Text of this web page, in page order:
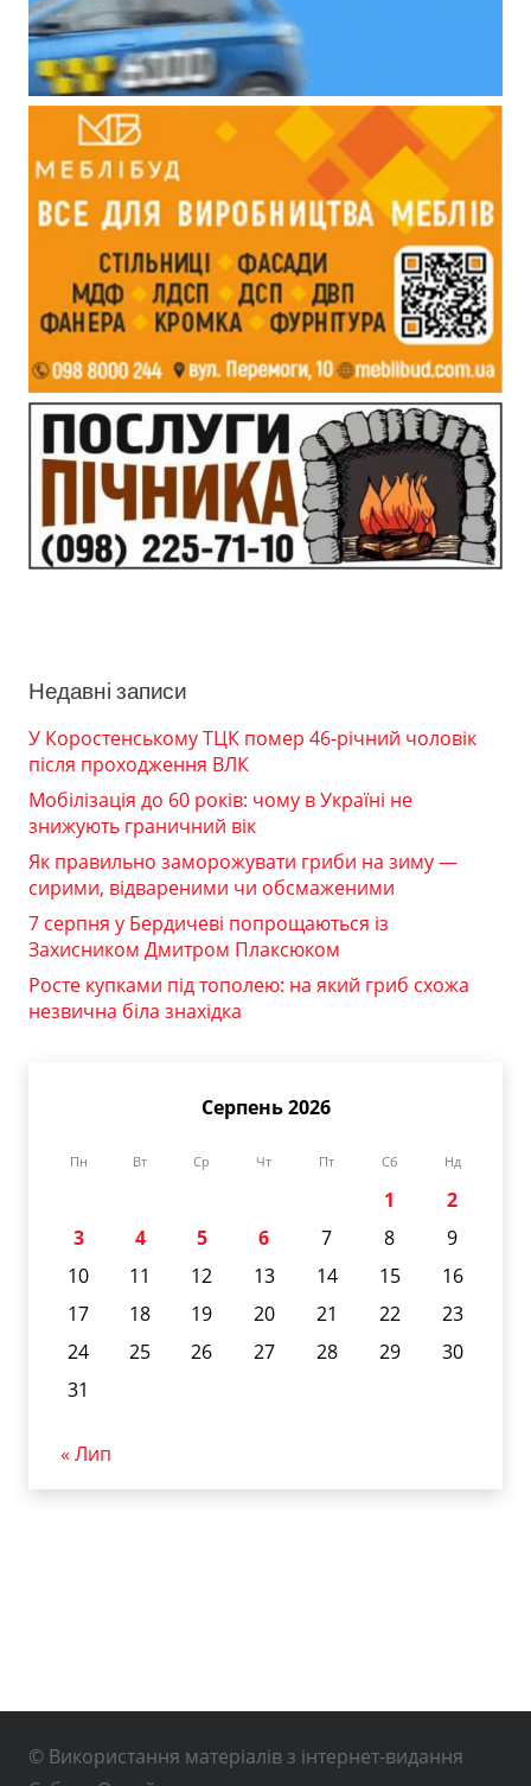
Недавні записи
У Коростенському ТЦК помер 46-річний чоловік
після проходження ВЛК
Мобілізація до 60 років: чому в Україні не
знижують граничний вік
Як правильно заморожувати гриби на зиму —
сирими, відвареними чи обсмаженими
7 серпня у Бердичеві попрощаються із
Захисником Дмитром Плаксюком
Росте купками під тополею: на який гриб схожа
незвична біла знахідка
Серпень 2026
Пн Вт Ср Чт Пт Сб Нд
1
2
3
4 5 6 7 8
9
10
11 12 13 14 15
16
17
18 19 20 21 22
23
24
25 26 27 28 29
30
31
« Лип
© Використання матеріалів з інтернет-видання